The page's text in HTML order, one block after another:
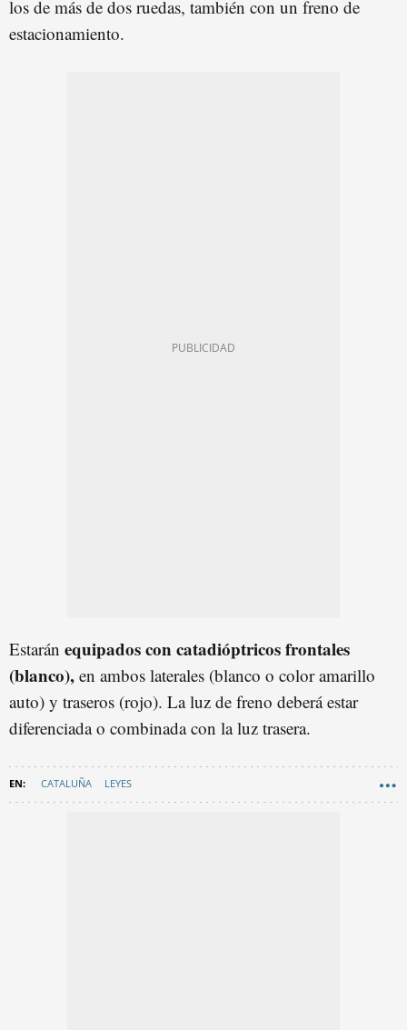
los de más de dos ruedas, también con un freno de
estacionamiento.
Estarán equipados con catadióptricos frontales
(blanco), en ambos laterales (blanco o color amarillo
auto) y traseros (rojo). La luz de freno deberá estar
diferenciada o combinada con la luz trasera.
CATALUÑA LEYES